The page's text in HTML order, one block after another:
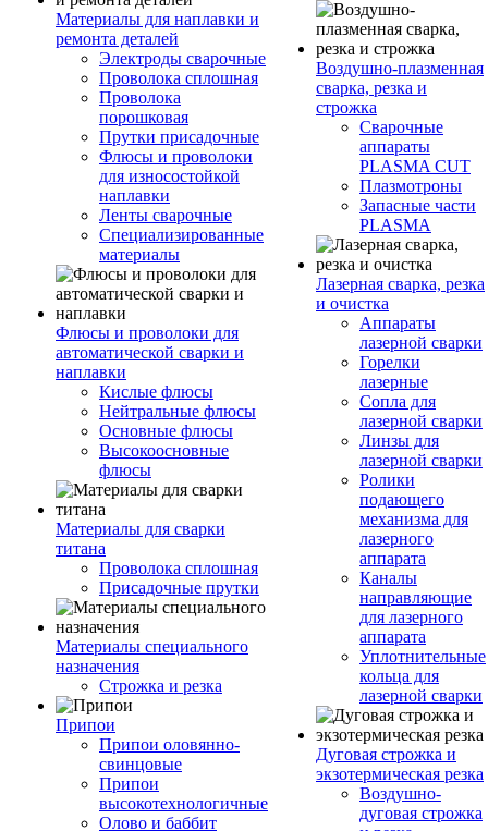
Материалы для наплавки и
ремонта деталей
Электроды сварочные
Проволока сплошная
Проволока
порошковая
Прутки присадочные
Флюсы и проволоки
для износостойкой
наплавки
Ленты сварочные
Специализированные
материалы
Флюсы и проволоки для
автоматической сварки и
наплавки
Кислые флюсы
Нейтральные флюсы
Основные флюсы
Высокоосновные
флюсы
Материалы для сварки
титана
Проволока сплошная
Присадочные прутки
Материалы специального
назначения
Строжка и резка
Припои
Припои оловянно-
свинцовые
Припои
высокотехнологичные
Олово и баббит
Воздушно-плазменная
сварка, резка и
строжка
Сварочные
аппараты
PLASMA CUT
Плазмотроны
Запасные части
PLASMA
Лазерная сварка, резка
и очистка
Аппараты
лазерной сварки
Горелки
лазерные
Сопла для
лазерной сварки
Линзы для
лазерной сварки
Ролики
подающего
механизма для
лазерного
аппарата
Каналы
направляющие
для лазерного
аппарата
Уплотнительные
кольца для
лазерной сварки
Дуговая строжка и
экзотермическая резка
Воздушно-
дуговая строжка